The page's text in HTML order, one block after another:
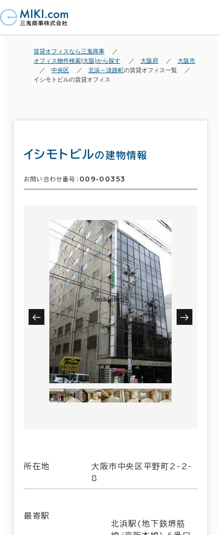
賃貸オフィスなら三鬼商事
オフィス物件検索(大阪)から探す
大阪府
大阪市
中央区
北浜～淡路町の賃貸オフィス一覧
イシモトビルの賃貸オフィス
イシモトビルの建物情報
お問い合わせ番号： 009-00353
所在地
大阪市中央区平野町2-2-
8
最寄駅
北浜駅(地下鉄堺筋